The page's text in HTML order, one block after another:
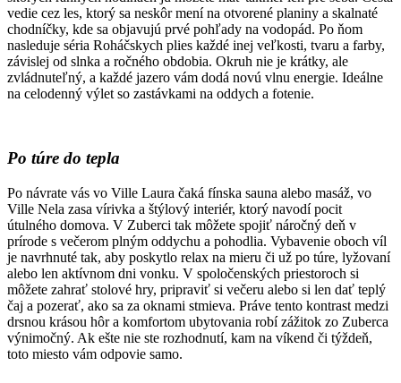
vedie cez les, ktorý sa neskôr mení na otvorené planiny a skalnaté
chodníčky, kde sa objavujú prvé pohľady na vodopád. Po ňom
nasleduje séria Roháčskych plies každé inej veľkosti, tvaru a farby,
závislej od slnka a ročného obdobia. Okruh nie je krátky, ale
zvládnuteľný, a každé jazero vám dodá novú vlnu energie. Ideálne
na celodenný výlet so zastávkami na oddych a fotenie.
Po túre do tepla
Po návrate vás vo Ville Laura čaká fínska sauna alebo masáž, vo
Ville Nela zasa vírivka a štýlový interiér, ktorý navodí pocit
útulného domova. V Zuberci tak môžete spojiť náročný deň v
prírode s večerom plným oddychu a pohodlia. Vybavenie oboch víl
je navrhnuté tak, aby poskytlo relax na mieru či už po túre, lyžovaní
alebo len aktívnom dni vonku. V spoločenských priestoroch si
môžete zahrať stolové hry, pripraviť si večeru alebo si len dať teplý
čaj a pozerať, ako sa za oknami stmieva. Práve tento kontrast medzi
drsnou krásou hôr a komfortom ubytovania robí zážitok zo Zuberca
výnimočný. Ak ešte nie ste rozhodnutí, kam na víkend či týždeň,
toto miesto vám odpovie samo.